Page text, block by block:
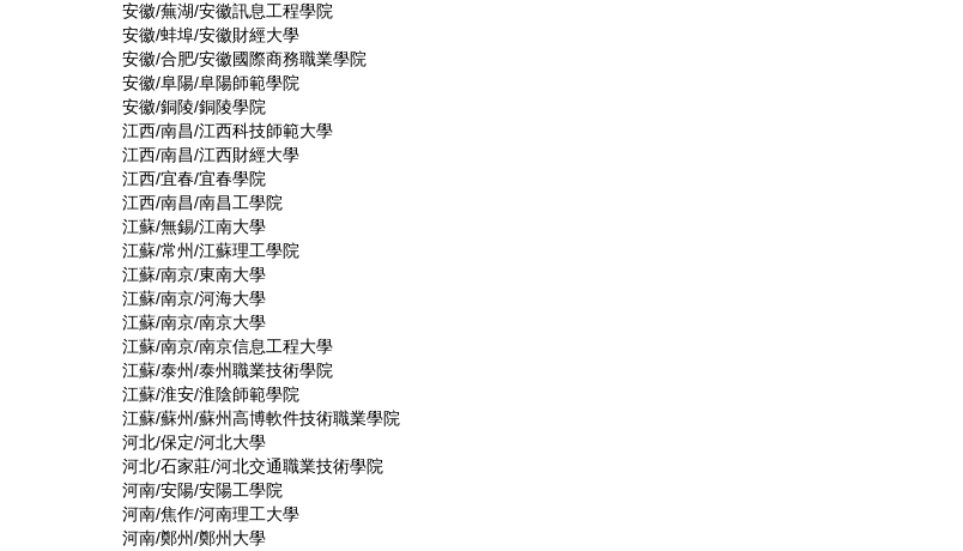
安徽/蕪湖/安徽訊息工程學院
安徽/蚌埠/安徽財經大學
安徽/合肥/安徽國際商務職業學院
安徽/阜陽/阜陽師範學院
安徽/銅陵/銅陵學院
江西/南昌/江西科技師範大學
江西/南昌/江西財經大學
江西/宜春/宜春學院
江西/南昌/南昌工學院
江蘇/無錫/江南大學
江蘇/常州/江蘇理工學院
江蘇/南京/東南大學
江蘇/南京/河海大學
江蘇/南京/南京大學
江蘇/南京/南京信息工程大學
江蘇/泰州/泰州職業技術學院
江蘇/淮安/淮陰師範學院
江蘇/蘇州/蘇州高博軟件技術職業學院
河北/保定/河北大學
河北/石家莊/河北交通職業技術學院
河南/安陽/安陽工學院
河南/焦作/河南理工大學
河南/鄭州/鄭州大學